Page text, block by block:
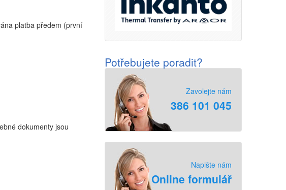
platba předem (první
dokumenty jsou
Potřebujete poradit?
Zavolejte nám
386 101 045
Napište nám
Online formulář